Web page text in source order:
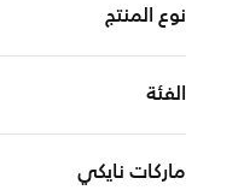
نوع المنتج
الفئة
ماركات نايكي